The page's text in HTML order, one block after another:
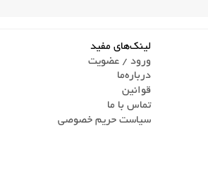
لینک‌های مفید
ورود / عضویت
درباره‌ما
قوانین
تماس ‌با ما
سیاست حریم خصوصی